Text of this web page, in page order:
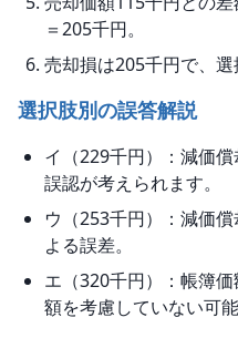
＝205千円。
売却損は205千円で、選
選択肢別の誤答解説
イ（229千円）：減価
誤認が考えられます。
ウ（253千円）：減価
よる誤差。
エ（320千円）：帳簿
額を考慮していない可